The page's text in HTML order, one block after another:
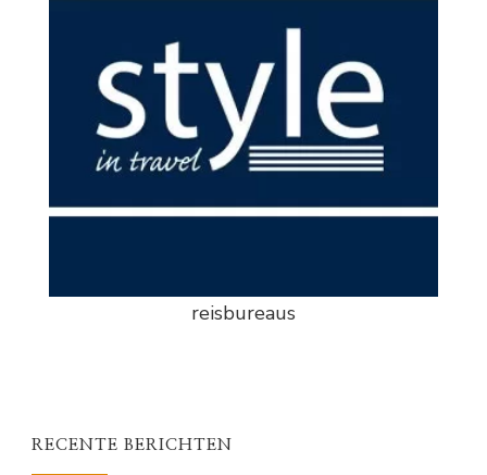
reisbureaus
RECENTE BERICHTEN